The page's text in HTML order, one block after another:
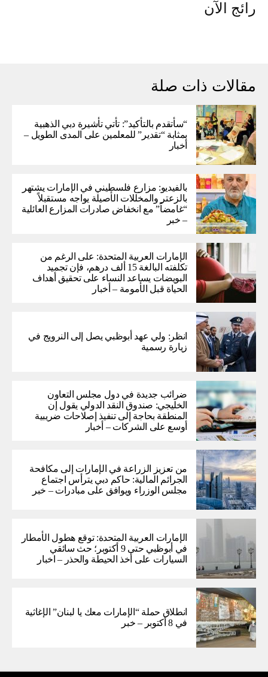
رائج الآن
مقالات ذات صلة
“سأتقدم بالتأكيد”: تأتي تأشيرة دبي الذهبية
بمثابة “تقدير” للمعلمين على المدى الطويل –
أخبار
بالفيديو: مزارع فلسطيني في الإمارات يشتهر
بالزعتر والمخللات الأصيلة يواجه مستقبلاً
“غامضاً” ​​مع انخفاض صادرات المزارع العائلية
– خبر
الإمارات العربية المتحدة: على الرغم من
تكلفته البالغة 15 ألف درهم، فإن تجميد
البويضات يساعد النساء على تحقيق أهداف
الحياة قبل الأمومة – أخبار
انظر: ولي عهد أبوظبي يصل إلى النرويج في
زيارة رسمية
ضرائب جديدة في دول مجلس التعاون
الخليجي: صندوق النقد الدولي يقول إن
المنطقة بحاجة إلى تنفيذ إصلاحات ضريبية
أوسع على الشركات – أخبار
من تعزيز الزراعة في الإمارات إلى مكافحة
الجرائم المالية: حاكم دبي يترأس اجتماع
مجلس الوزراء ويوافق على مبادرات – خبر
الإمارات العربية المتحدة: توقع هطول الأمطار
في أبوظبي حتى 9 أكتوبر؛ حث سائقي
السيارات على أخذ الحيطة والحذر – اخبار
انطلاق حملة “الإمارات معك يا لبنان” الإغاثية
في 8 أكتوبر – خبر